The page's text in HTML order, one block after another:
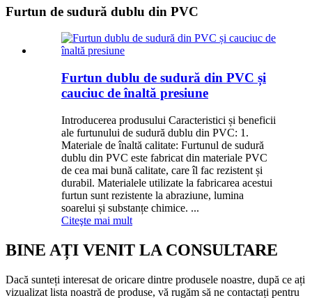
Furtun de sudură dublu din PVC
Furtun dublu de sudură din PVC și
cauciuc de înaltă presiune
Introducerea produsului Caracteristici și beneficii
ale furtunului de sudură dublu din PVC: 1.
Materiale de înaltă calitate: Furtunul de sudură
dublu din PVC este fabricat din materiale PVC
de cea mai bună calitate, care îl fac rezistent și
durabil. Materialele utilizate la fabricarea acestui
furtun sunt rezistente la abraziune, lumina
soarelui și substanțe chimice. ...
Citeşte mai mult
BINE AȚI VENIT LA CONSULTARE
Dacă sunteți interesat de oricare dintre produsele noastre, după ce ați
vizualizat lista noastră de produse, vă rugăm să ne contactați pentru